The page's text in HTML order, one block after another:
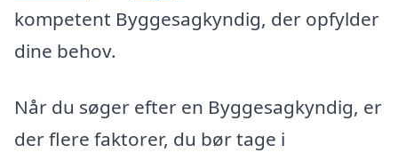
kompetent Byggesagkyndig, der opfylder
dine behov.
Når du søger efter en Byggesagkyndig, er
der flere faktorer, du bør tage i